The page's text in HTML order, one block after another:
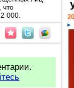
что
000.